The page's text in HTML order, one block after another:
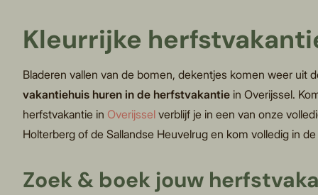
Kleurrijke
Bladeren vallen van de bomen, dekentjes komen weer uit
vakantiehuis huren in de herfstvakantie in Overijssel.
herfstvakantie in Overijsselverblijf je in een van onze
Holterberg of de Sallandse Heuvelrug en kom volledig in
Zoek & boek jouw